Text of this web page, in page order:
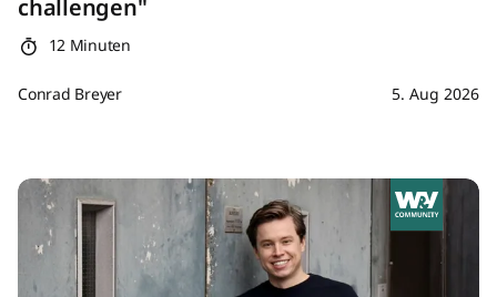
challengen"
12 Minuten
Conrad Breyer 5. Aug 2026